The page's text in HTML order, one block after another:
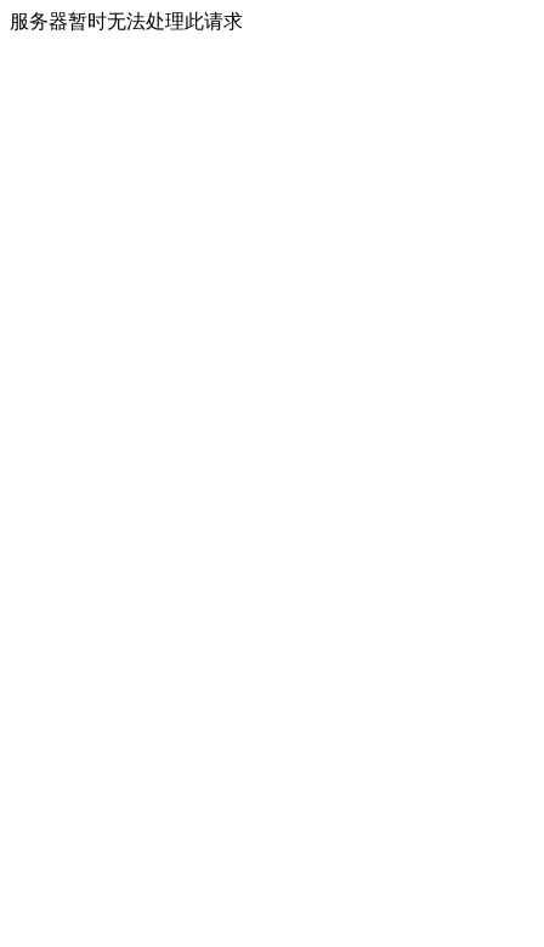
服务器暂时无法处理此请求